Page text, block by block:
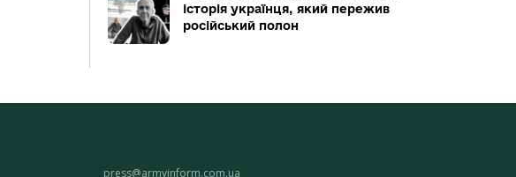
історія українця, який пережив
російський полон
press@armyinform.com.ua